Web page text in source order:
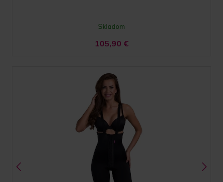
Skladom
105,90 €